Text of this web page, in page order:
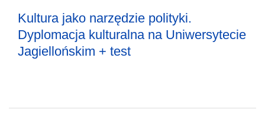
Kultura jako narzędzie polityki.
Dyplomacja kulturalna na Uniwersytecie
Jagiellońskim + test